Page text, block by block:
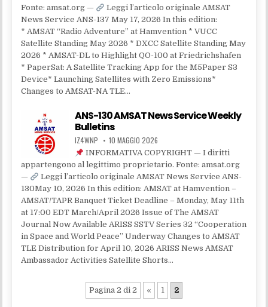
Fonte: amsat.org —
Leggi l’articolo originale AMSAT
News Service ANS-137 May 17, 2026 In this edition:
* AMSAT “Radio Adventure” at Hamvention * VUCC
Satellite Standing May 2026 * DXCC Satellite Standing May
2026 * AMSAT-DL to Highlight QO-100 at Friedrichshafen
* PaperSat: A Satellite Tracking App for the M5Paper S3
Device* Launching Satellites with Zero Emissions*
Changes to AMSAT-NA TLE…
ANS-130 AMSAT News Service Weekly
Bulletins
IZ4WNP 10 MAGGIO 2026
INFORMATIVA COPYRIGHT — I diritti
appartengono al legittimo proprietario. Fonte: amsat.org
—
Leggi l’articolo originale AMSAT News Service ANS-
130May 10, 2026 In this edition: AMSAT at Hamvention –
AMSAT/TAPR Banquet Ticket Deadline – Monday, May 11th
at 17:00 EDT March/April 2026 Issue of The AMSAT
Journal Now Available ARISS SSTV Series 32 “Cooperation
in Space and World Peace” Underway Changes to AMSAT
TLE Distribution for April 10, 2026 ARISS News AMSAT
Ambassador Activities Satellite Shorts…
Pagina 2 di 2 « 1 2